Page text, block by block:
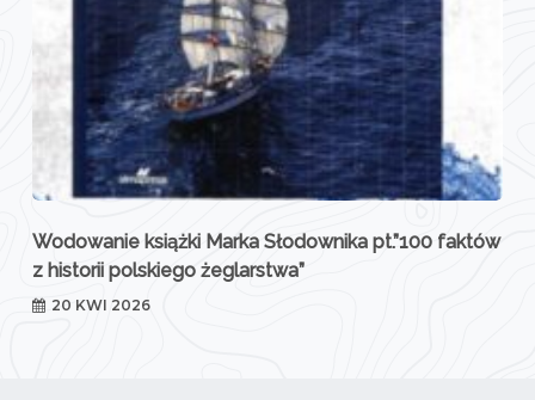
Wodowanie książki Marka Słodownika pt.”100 faktów
z historii polskiego żeglarstwa”
20 KWI 2026